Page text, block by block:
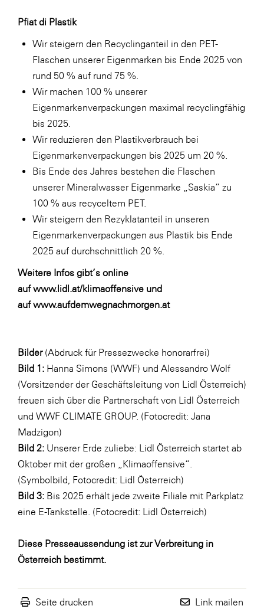
Pfiat di Plastik
Wir steigern den Recyclinganteil in den PET-
Flaschen unserer Eigenmarken bis Ende 2025 von
rund 50 % auf rund 75 %.
Wir machen 100 % unserer
Eigenmarkenverpackungen maximal recyclingfähig
bis 2025.
Wir reduzieren den Plastikverbrauch bei
Eigenmarkenverpackungen bis 2025 um 20 %.
Bis Ende des Jahres bestehen die Flaschen
unserer Mineralwasser Eigenmarke „Saskia“ zu
100 % aus recyceltem PET.
Wir steigern den Rezyklatanteil in unseren
Eigenmarkenverpackungen aus Plastik bis Ende
2025 auf durchschnittlich 20 %.
Weitere Infos gibt’s online
aufwww.lidl.at/klimaoffensive und
aufwww.aufdemwegnachmorgen.at
Bilder(Abdruck für Pressezwecke honorarfrei)
Bild 1: Hanna Simons (WWF) und Alessandro Wolf
(Vorsitzender der Geschäftsleitung von Lidl Österreich)
freuen sich über die Partnerschaft von Lidl Österreich
und WWF CLIMATE GROUP. (Fotocredit: Jana
Madzigon)
Bild 2: Unserer Erde zuliebe: Lidl Österreich startet ab
Oktober mit der großen „Klimaoffensive“.
(Symbolbild, Fotocredit: Lidl Österreich)
Bild 3: Bis 2025 erhält jede zweite Filiale mit Parkplatz
eine E-Tankstelle. (Fotocredit: Lidl Österreich)
Diese Presseaussendung ist zur Verbreitung in
Österreich bestimmt.
Seite drucken Link mailen